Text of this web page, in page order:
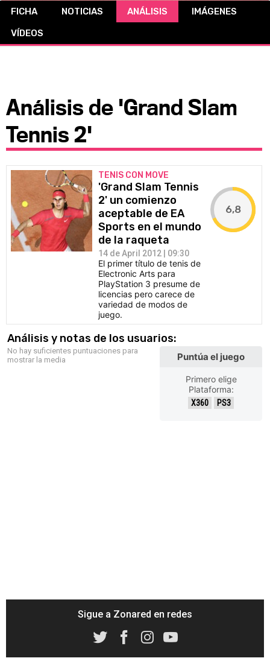
CÓMICS
FICHA NOTICIAS ANÁLISIS
IMÁGENES
VÍDEOS
Análisis de 'Grand Slam
Tennis 2'
TENIS CON MOVE
'Grand Slam Tennis
2' un comienzo
aceptable de EA
Sports en el mundo
de la raqueta
14 de April 2012 | 09:30
El primer título de tenis de
Electronic Arts para
PlayStation 3 presume de
licencias pero carece de
variedad de modos de
juego.
6,8
Análisis y notas de los usuarios:
No hay suficientes puntuaciones para
mostrar la media
Puntúa el juego
Primero elige
Plataforma:
X360 PS3
Sigue a Zonared en redes